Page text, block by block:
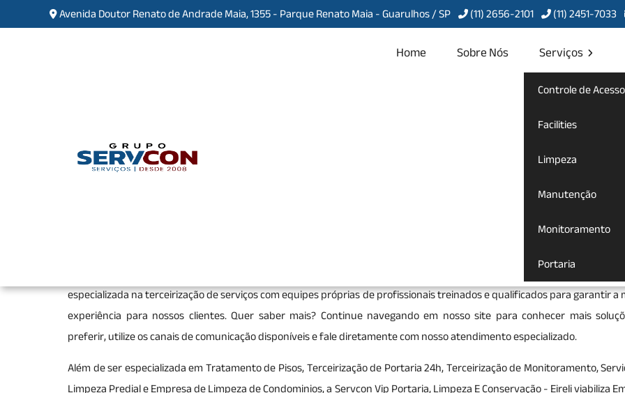
Avenida Doutor Renato de Andrade Maia, 1355 - Parque Renato Maia - Guarulhos / SP (11) 2656-2101 (11) 2451-7033
Home Sobre Nós Serviços
Controle de Acesso
Facilities
Limpeza
Manutenção
Monitoramento
Portaria
Nova Cidade
total segurança, encontrou o lugar certo. Seja bem-vindo a Servcon Portaria, Limpeza e Conservação, uma
especializada na terceirização de serviços com equipes próprias de profissionais treinados e qualificados para garantir a
experiência para nossos clientes. Quer saber mais? Continue navegando em nosso site para conhecer mais
preferir, utilize os canais de comunicação disponíveis e fale diretamente com nosso atendimento especializado.
Além de ser especializada em Tratamento de Pisos, Terceirização de Portaria 24h, Terceirização de Monitoramento,
Limpeza Predial e Empresa de Limpeza de Condominios, a Servcon Vip Portaria, Limpeza E Conservação - Eireli viabiliza